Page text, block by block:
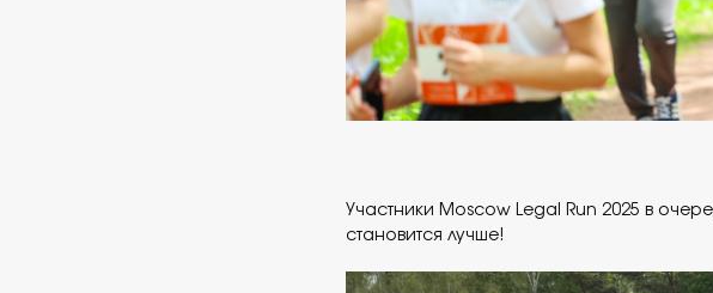
Участники Moscow Legal Run 2025 в
становится лучше!